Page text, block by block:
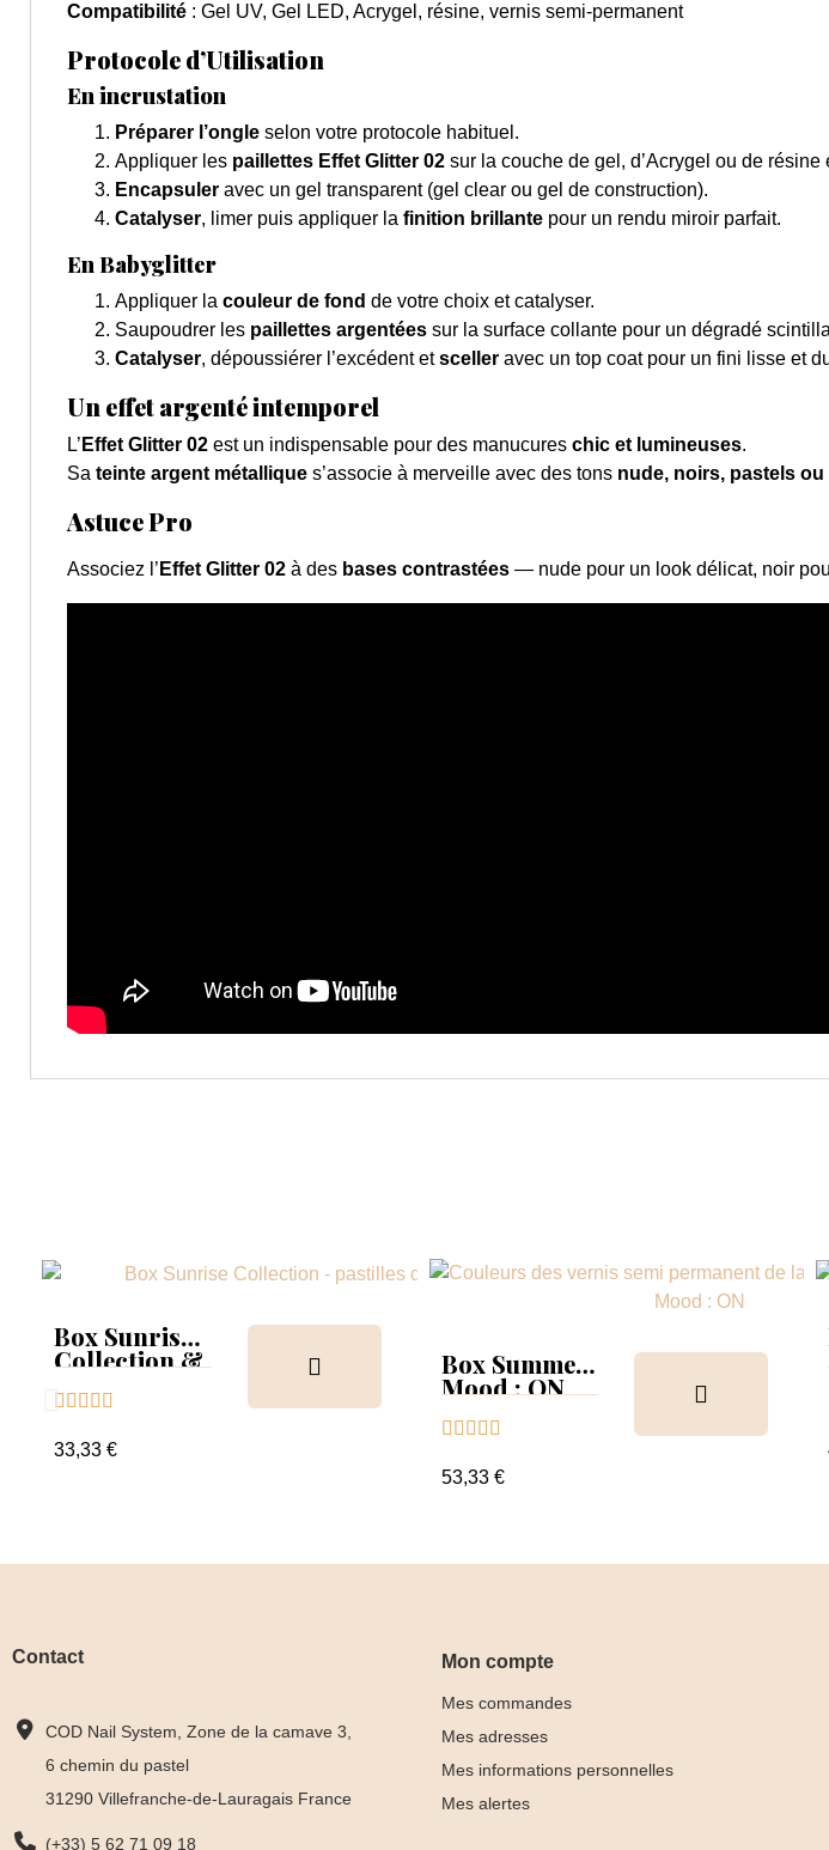
Compatibilité : Gel UV, Gel LED, Acrygel, résine, vernis semi-permanent
Protocole d’Utilisation
En incrustation
Préparer l’ongle selon votre protocole habituel.
Appliquer les paillettes Effet Glitter 02 sur la couche de gel, d’Acrygel ou de résine
Encapsuler avec un gel transparent (gel clear ou gel de construction).
Catalyser, limer puis appliquer la finition brillante pour un rendu miroir parfait.
En Babyglitter
Appliquer la couleur de fond de votre choix et catalyser.
Saupoudrer les paillettes argentées sur la surface collante pour un dégradé
Catalyser, dépoussiérer l’excédent etsceller avec un top coat pour un fini lisse et
Un effet argenté intemporel
L’ Effet Glitter 02 est un indispensable pour des manucures chic et lumineuses.
Sa teinte argent métallique s’associe à merveille avec des tons nude, noirs, pastels
Astuce Pro
Associez l’ Effet Glitter 02 à des bases contrastées — nude pour un look délicat, noir
Box Sunrise
Collection &
    
33,33 €
Box Summer
Mood : ON
Collection &
Tips+nuancier
    
53,33 €
Contact
COD Nail System, Zone de la camave 3,
6 chemin du pastel
31290 Villefranche-de-Lauragais France
(+33) 5 62 71 09 18
Mon compte
Mes commandes
Mes adresses
Mes informations personnelles
Mes alertes